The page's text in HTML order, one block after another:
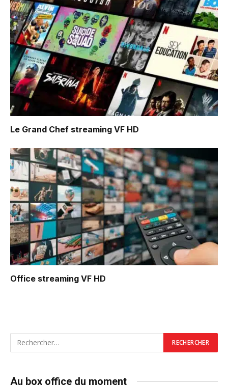
Le Grand Chef streaming VF HD
Office streaming VF HD
Au box office du moment